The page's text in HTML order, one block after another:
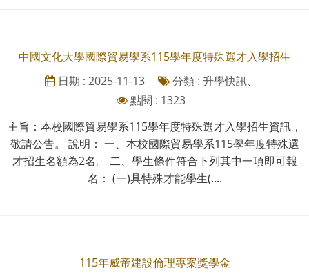
中國文化大學國際貿易學系115學年度特殊選才入學招生
日期 : 2025-11-13
分類 : 升學快訊、
點閱 : 1323
主旨：本校國際貿易學系115學年度特殊選才入學招生資訊，
敬請公告。 說明： 一、本校國際貿易學系115學年度特殊選
才招生名額為2名。 二、學生條件符合下列其中一項即可報
名： (一)具特殊才能學生(....
115年威帝建設倫理專案獎學金